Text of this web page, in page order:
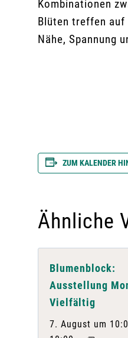
Kombinationen
Blüten treffen
Nähe, Spannung
ZUM KALENDER
Ähnliche
Blumenblock:
Ausstellung
Vielfältig
7. August um